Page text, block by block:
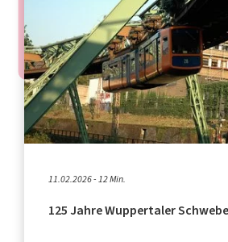
11.02.2026 - 12 Min.
125 Jahre Wuppertaler